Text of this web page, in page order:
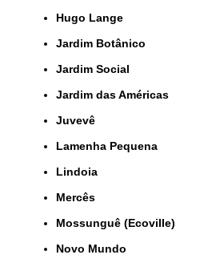
Hugo Lange
Jardim Botânico
Jardim Social
Jardim das Américas
Juvevê
Lamenha Pequena
Lindoia
Mercês
Mossunguê (Ecoville)
Novo Mundo